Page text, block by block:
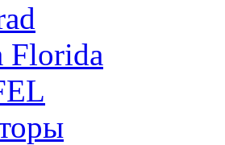
Florida